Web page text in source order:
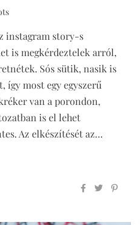
instagram story-s
is megkérdeztelek arról,
Sós sütik, nasik is
így most egy egyszerű
van a porondon,
is el lehet
Az elkészítését az…